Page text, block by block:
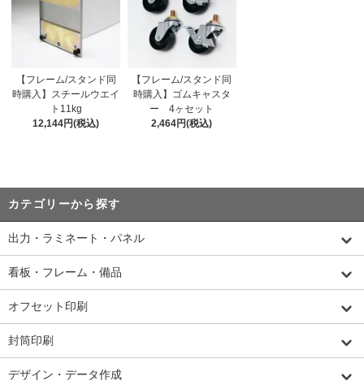
【フレーム/スタンド同
時購入】スチールウエイ
ト11kg
12,144円(税込)
【フレーム/スタンド同
時購入】ゴムキャスタ
ー 4ヶセット
2,464円(税込)
カテゴリーから探す
出力・ラミネート・パネル
看板・フレーム・備品
オフセット印刷
封筒印刷
デザイン・データ作成